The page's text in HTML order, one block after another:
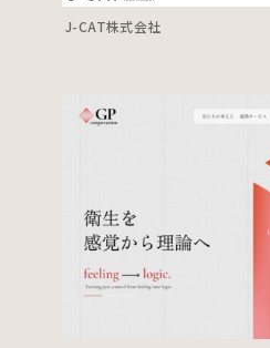
J-CAT株式会社